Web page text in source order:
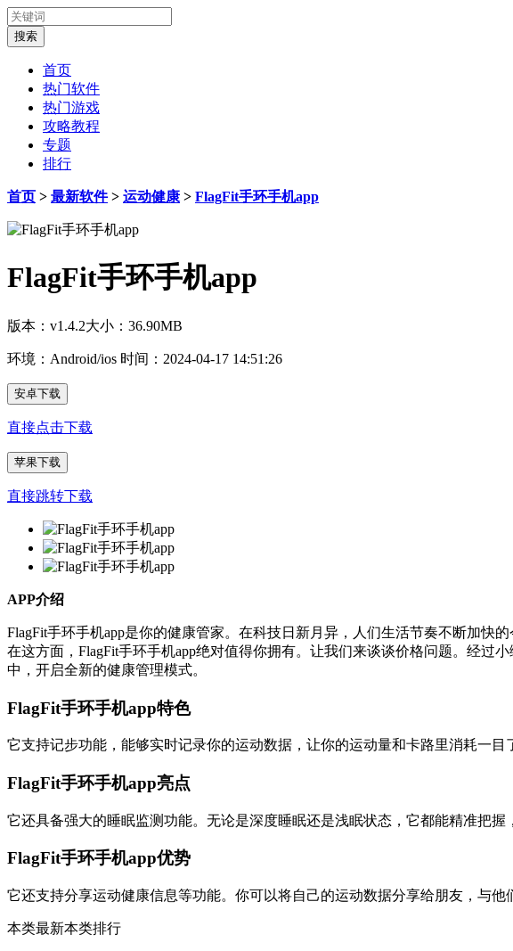
首页
热门软件
热门游戏
攻略教程
专题
排行
首页 > 最新软件> 运动健康 > FlagFit手环手机app
FlagFit手环手机app
版本：v1.4.2大小：36.90MB
环境：Android/ios 时间：2024-04-17 14:51:26
安卓下载
直接点击下载
苹果下载
直接跳转下载
APP介绍
FlagFit手环手机app是你的健康管家。在科技日新月异，人们生活节奏不断加
在这方面，FlagFit手环手机app绝对值得你拥有。让我们来谈谈价格问题。经过
中，开启全新的健康管理模式。
FlagFit手环手机app特色
它支持记步功能，能够实时记录你的运动数据，让你的运动量和卡路里消耗一
FlagFit手环手机app亮点
它还具备强大的睡眠监测功能。无论是深度睡眠还是浅眠状态，它都能精准把
FlagFit手环手机app优势
它还支持分享运动健康信息等功能。你可以将自己的运动数据分享给朋友，与他
本类最新本类排行